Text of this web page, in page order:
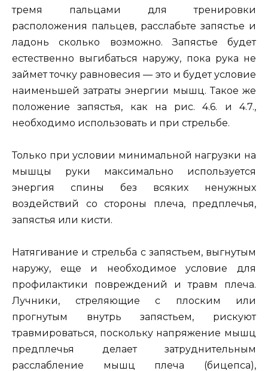
тремя пальцами для тренировки
расположения пальцев, расслабьте запястье и
ладонь сколько возможно. Запястье будет
естественно выгибаться наружу, пока рука не
займет точку равновесия — это и будет условие
наименьшей затраты энергии мышц. Такое же
положение запястья, как на рис. 4.6. и 4.7.,
необходимо использовать и при стрельбе.
Только при условии минимальной нагрузки на
мышцы руки максимально используется
энергия спины без всяких ненужных
воздействий со стороны плеча, предплечья,
запястья или кисти.
Натягивание и стрельба с запястьем, выгнутым
наружу, еще и необходимое условие для
профилактики повреждений и травм плеча.
Лучники, стреляющие с плоским или
прогнутым внутрь запястьем, рискуют
травмироваться, поскольку напряжение мышц
предплечья делает затруднительным
расслабление мышц плеча (бицепса),